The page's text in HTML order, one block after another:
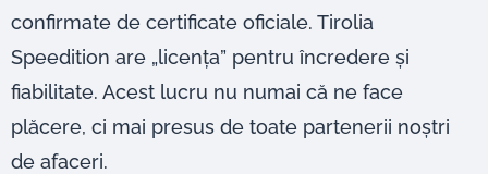
confirmate de certificate oficiale. Tirolia
Speedition are „licența” pentru încredere și
fiabilitate. Acest lucru nu numai că ne face
plăcere, ci mai presus de toate partenerii noștri
de afaceri.